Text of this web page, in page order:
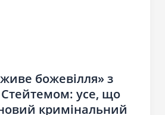
божевілля» з
усе, що
кримінальний